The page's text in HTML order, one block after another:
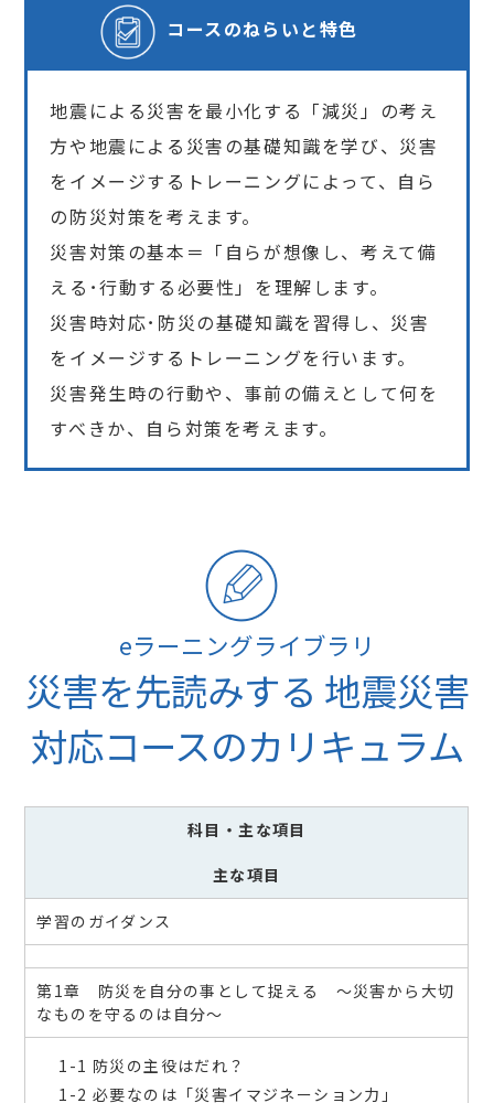
コースのねらいと特色
地震による災害を最小化する「減災」の考え
方や地震による災害の基礎知識を学び、災害
をイメージするトレーニングによって、自ら
の防災対策を考えます。
災害対策の基本＝「自らが想像し、考えて備
える･行動する必要性」を理解します。
災害時対応･防災の基礎知識を習得し、災害
をイメージするトレーニングを行います。
災害発生時の行動や、事前の備えとして何を
すべきか、自ら対策を考えます。
eラーニングライブラリ
災害を先読みする 地震災害
対応コースのカリキュラム
科目 ・主な項目
主な項目
学習のガイダンス
第1章 防災を自分の事として捉える ～災害から大切
なものを守るのは自分～
1-1 防災の主役はだれ？
1-2 必要なのは「災害イマジネーション力」